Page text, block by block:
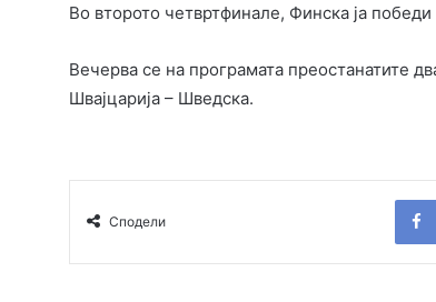
Во второто четвртфинале, Финска ја
Вечерва се на програмата преостанатите
Швајцарија – Шведска.
Сподели